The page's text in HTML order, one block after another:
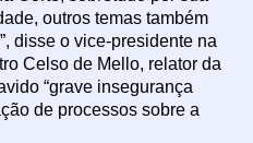
outros temas também
disse o vice-presidente na
Celso de Mello, relator da
“grave insegurança
de processos sobre a